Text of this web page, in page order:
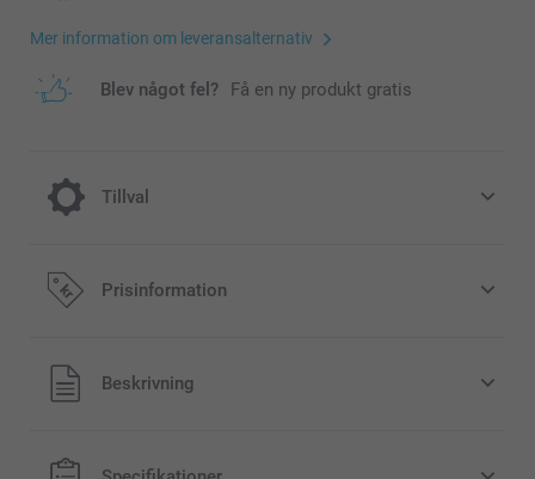
Mer information om leveransalternativ
Blev något fel? Få en ny produkt gratis
Tillval
Ge ditt Multikort ett extra festligt utseende
eller en modern, stilren look genom att
papper
Priser på tillval och tillgänglighet
Prisinformation
Alla priser är i svenska kronor (SEK), inklusive moms och
exklusive porto.
Beskrivning